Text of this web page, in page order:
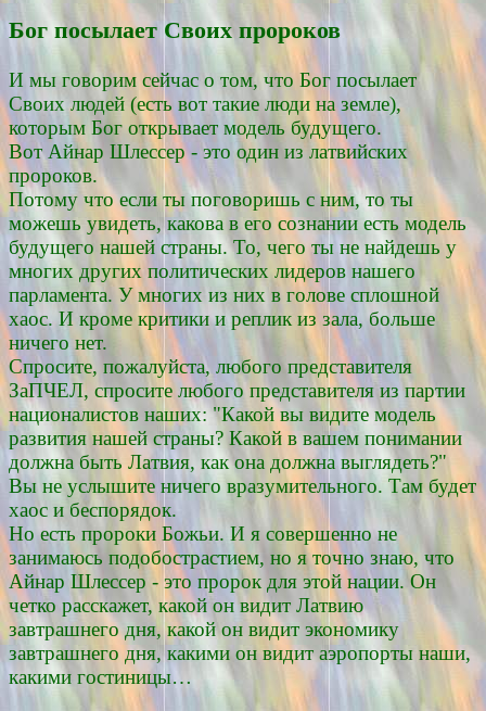
Бог посылает Своих пророков
И мы говорим сейчас о том, что Бог посылает
Своих людей (есть вот такие люди на земле),
которым Бог открывает модель будущего.
Вот Айнар Шлессер - это один из латвийских
пророков.
Потому что если ты поговоришь с ним, то ты
можешь увидеть, какова в его сознании есть модель
будущего нашей страны. То, чего ты не найдешь у
многих других политических лидеров нашего
парламента. У многих из них в голове сплошной
хаос. И кроме критики и реплик из зала, больше
ничего нет.
Спросите, пожалуйста, любого представителя
ЗаПЧЕЛ, спросите любого представителя из партии
националистов наших: "Какой вы видите модель
развития нашей страны? Какой в вашем понимании
должна быть Латвия, как она должна выглядеть?"
Вы не услышите ничего вразумительного. Там будет
хаос и беспорядок.
Но есть пророки Божьи. И я совершенно не
занимаюсь подобострастием, но я точно знаю, что
Айнар Шлессер - это пророк для этой нации. Он
четко расскажет, какой он видит Латвию
завтрашнего дня, какой он видит экономику
завтрашнего дня, какими он видит аэропорты наши,
какими гостиницы…